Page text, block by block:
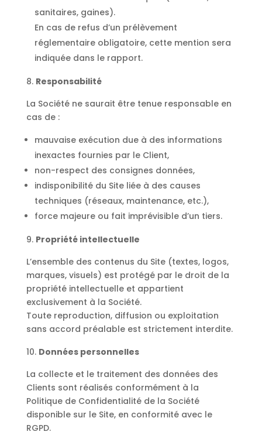
sanitaires, gaines).
En cas de refus d’un prélèvement
réglementaire obligatoire, cette mention sera
indiquée dans le rapport.
Responsabilité
La Société ne saurait être tenue responsable en
cas de :
mauvaise exécution due à des informations
inexactes fournies par le Client,
non-respect des consignes données,
indisponibilité du Site liée à des causes
techniques (réseaux, maintenance, etc.),
force majeure ou fait imprévisible d’un tiers.
Propriété intellectuelle
L’ensemble des contenus du Site (textes, logos,
marques, visuels) est protégé par le droit de la
propriété intellectuelle et appartient
exclusivement à la Société.
Toute reproduction, diffusion ou exploitation
sans accord préalable est strictement interdite.
Données personnelles
La collecte et le traitement des données des
Clients sont réalisés conformément à la
Politique de Confidentialité de la Société
disponible sur le Site, en conformité avec le
RGPD.